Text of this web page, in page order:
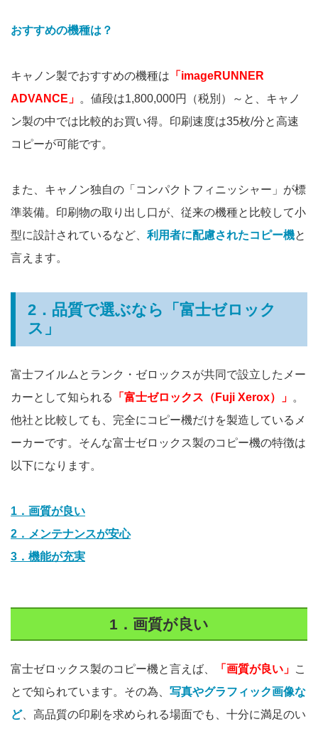
おすすめの機種は？
キャノン製でおすすめの機種は 「imageRUNNER
ADVANCE」 。値段は1,800,000円（税別）～と、キャノ
ン製の中では比較的お買い得。印刷速度は35枚/分と高速
コピーが可能です。
また、キャノン独自の「コンパクトフィニッシャー」が標
準装備。印刷物の取り出し口が、従来の機種と比較して小
型に設計されているなど、 利用者に配慮されたコピー機と
言えます。
2．品質で選ぶなら「富士ゼロック
ス」
富士フイルムとランク・ゼロックスが共同で設立したメー
カーとして知られる
「富士ゼロックス（Fuji Xerox）」 。
他社と比較しても、完全にコピー機だけを製造しているメ
ーカーです。そんな富士ゼロックス製のコピー機の特徴は
以下になります。
1．画質が良い
2．メンテナンスが安心
3．機能が充実
1．画質が良い
富士ゼロックス製のコピー機と言えば、 「画質が良い」 こ
とで知られています。その為、 写真やグラフィック画像な
ど、高品質の印刷を求められる場面でも、十分に満足のい